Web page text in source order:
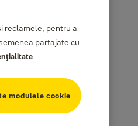
reclamele, pentru a
partajate cu
modulele cookie